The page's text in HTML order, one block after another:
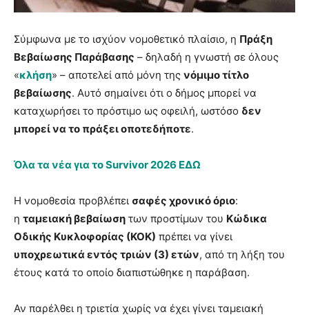
Σύμφωνα με το ισχύον νομοθετικό πλαίσιο, η Πράξη
Βεβαίωσης Παράβασης – δηλαδή η γνωστή σε όλους
«κλήση» – αποτελεί από μόνη της νόμιμο τίτλο
βεβαίωσης. Αυτό σημαίνει ότι ο δήμος μπορεί να
καταχωρήσει το πρόστιμο ως οφειλή, ωστόσο δεν
μπορεί να το πράξει οποτεδήποτε.
Όλα τα νέα για το Survivor 2026 ΕΔΩ
Η νομοθεσία προβλέπει σαφές χρονικό όριο:
η ταμειακή βεβαίωση των προστίμων του Κώδικα
Οδικής Κυκλοφορίας (ΚΟΚ) πρέπει να γίνει
υποχρεωτικά εντός τριών (3) ετών, από τη λήξη του
έτους κατά το οποίο διαπιστώθηκε η παράβαση.
Αν παρέλθει η τριετία χωρίς να έχει γίνει ταμειακή